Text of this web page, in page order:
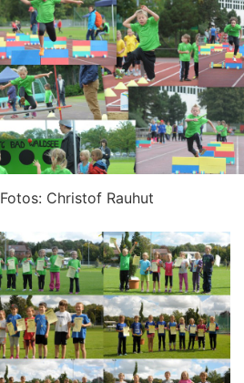
Fotos: Christof Rauhut